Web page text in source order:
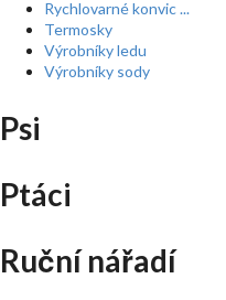
Rychlovarné konvic ...
Termosky
Výrobníky ledu
Výrobníky sody
Psi
Ptáci
Ruční nářadí